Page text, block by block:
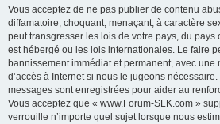
Vous acceptez de ne pas publier de contenu
diffamatoire, choquant, menaçant, à caractère
peut transgresser les lois de votre pays, du pays
est hébergé ou les lois internationales. Le faire
bannissement immédiat et permanent, avec
d’accès à Internet si nous le jugeons
messages sont enregistrées pour aider au
Vous acceptez que « www.Forum-SLK.com »
verrouille n’importe quel sujet lorsque nous